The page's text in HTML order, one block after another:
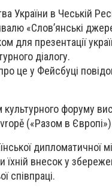
України в Чеській
«Слов’янські
для презентації
діалогу.
це у Фейсбуці
культурного форуму
(«Разом в
їхній внесок у
співпраці.